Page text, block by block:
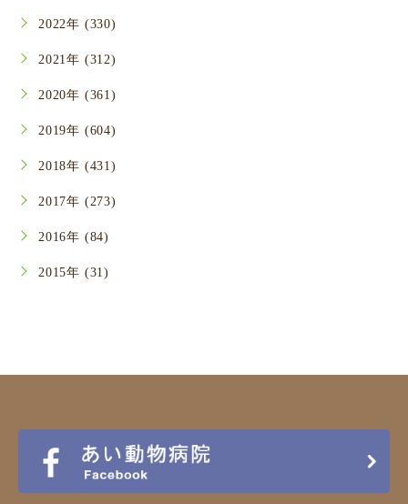
2022年 (330)
2021年 (312)
2020年 (361)
2019年 (604)
2018年 (431)
2017年 (273)
2016年 (84)
2015年 (31)